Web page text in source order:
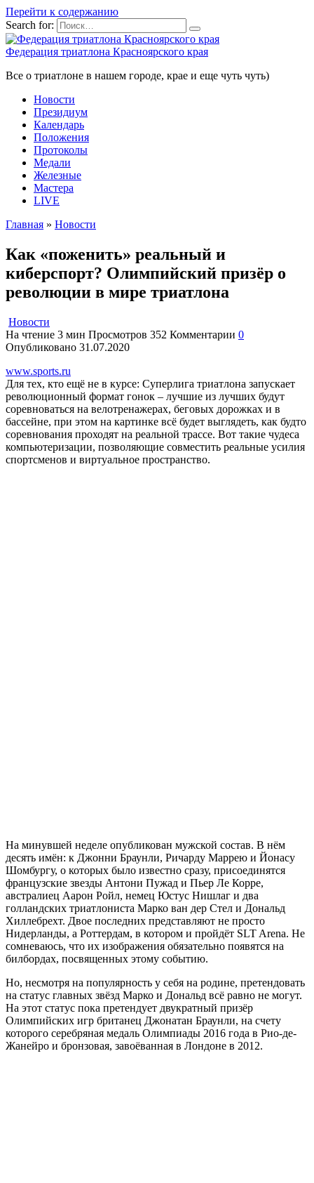
Перейти к содержанию
Search for:
Федерация триатлона Красноярского края
Все о триатлоне в нашем городе, крае и еще чуть чуть)
Новости
Президиум
Календарь
Положения
Протоколы
Медали
Железные
Мастера
LIVE
Главная » Новости
Как «поженить» реальный и
киберспорт? Олимпийский призёр о
революции в мире триатлона
Новости
На чтение 3 мин Просмотров 352 Комментарии 0
Опубликовано 31.07.2020
www.sports.ru
Для тех, кто ещё не в курсе: Суперлига триатлона запускает
революционный формат гонок – лучшие из лучших будут
соревноваться на велотренажерах, беговых дорожках и в
бассейне, при этом на картинке всё будет выглядеть, как будто
соревнования проходят на реальной трассе. Вот такие чудеса
компьютеризации, позволяющие совместить реальные усилия
спортсменов и виртуальное пространство.
На минувшей неделе опубликован мужской состав. В нём
десять имён: к Джонни Браунли, Ричарду Маррею и Йонасу
Шомбургу, о которых было известно сразу, присоединятся
французские звезды Антони Пужад и Пьер Ле Корре,
австралиец Аарон Ройл, немец Юстус Нишлаг и два
голландских триатлониста Марко ван дер Стел и Дональд
Хиллебрехт. Двое последних представляют не просто
Нидерланды, а Роттердам, в котором и пройдёт SLT Arena. Не
сомневаюсь, что их изображения обязательно появятся на
билбордах, посвященных этому событию.
Но, несмотря на популярность у себя на родине, претендовать
на статус главных звёзд Марко и Дональд всё равно не могут.
На этот статус пока претендует двукратный призёр
Олимпийских игр британец Джонатан Браунли, на счету
которого серебряная медаль Олимпиады 2016 года в Рио-де-
Жанейро и бронзовая, завоёванная в Лондоне в 2012.